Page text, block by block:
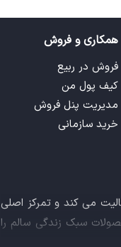
همکاری و فروش
فروش در ربیع
کیف پول من
مدیریت پنل فروش
خرید سازمانی
می کند و تمرکز اصلی
سبک زندگی سالم را